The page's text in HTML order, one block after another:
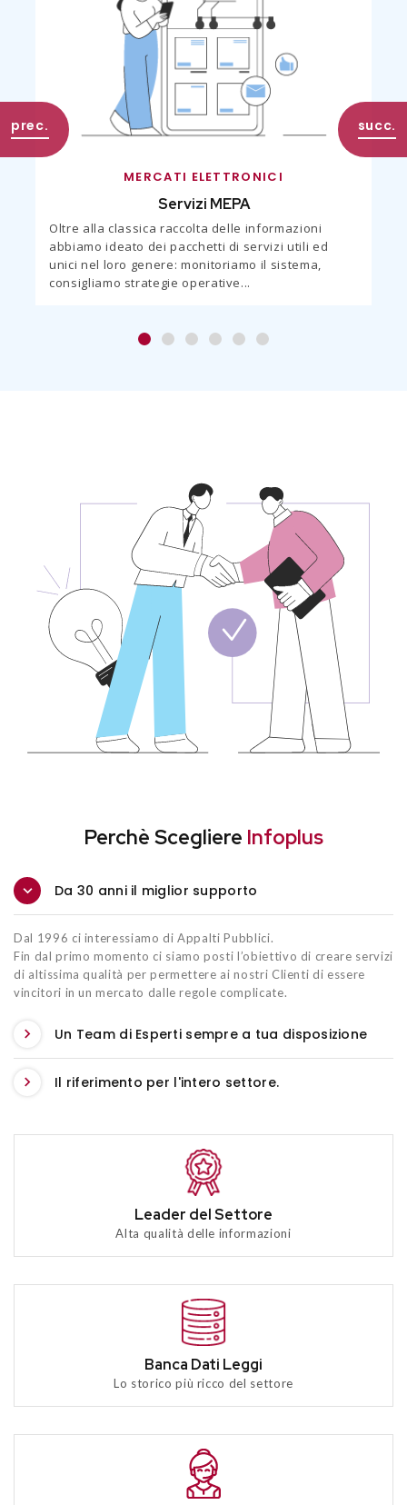
MERCATI ELETTRONICI
Servizi MEPA
Oltre alla classica raccolta delle informazioni
abbiamo ideato dei pacchetti di servizi utili ed
unici nel loro genere: monitoriamo il sistema,
consigliamo strategie operative...
Perchè Scegliere Infoplus
Da 30 anni il miglior supporto
Dal 1996 ci interessiamo di Appalti Pubblici.
Fin dal primo momento ci siamo posti l’obiettivo di creare servizi
di altissima qualità per permettere ai nostri Clienti di essere
vincitori in un mercato dalle regole complicate.
Un Team di Esperti sempre a tua disposizione
Il riferimento per l'intero settore.
Leader del Settore
Alta qualità delle informazioni
Banca Dati Leggi
Lo storico più ricco del settore